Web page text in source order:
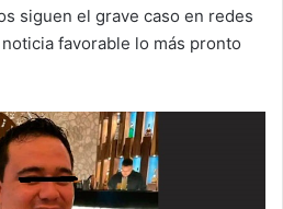
siguen el grave caso en redes
favorable lo más pronto